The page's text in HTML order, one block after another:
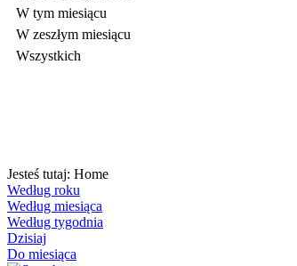
W tym miesiącu
W zeszłym miesiącu
Wszystkich
Jesteś tutaj: Home
Według roku
Według miesiąca
Według tygodnia
Dzisiaj
Do miesiąca